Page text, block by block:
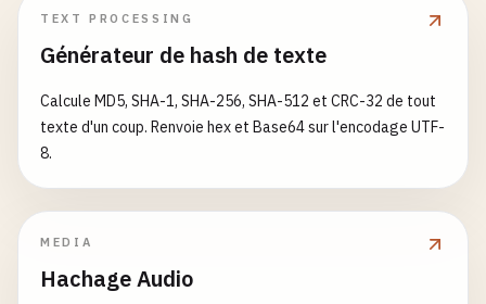
TEXT PROCESSING
Générateur de hash de texte
Calcule MD5, SHA-1, SHA-256, SHA-512 et CRC-32 de tout
texte d'un coup. Renvoie hex et Base64 sur l'encodage UTF-
8.
MEDIA
Hachage Audio